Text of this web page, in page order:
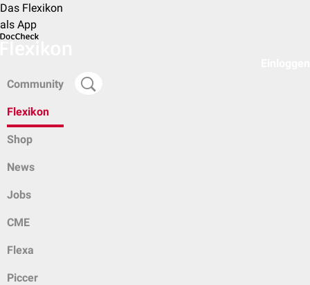
Das Flexikon
als App
Community
Flexikon
Shop
News
Jobs
CME
Flexa
Piccer